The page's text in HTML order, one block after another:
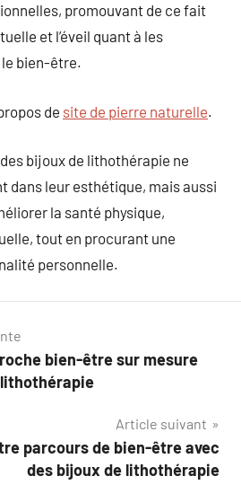
promouvant de ce fait
et l’éveil quant à les
bien-être.
de site de pierre naturelle.
bijoux de lithothérapie ne
dans leur esthétique, mais aussi
la santé physique,
tout en procurant une
personnelle.
bien-être sur mesure
Article suivant
parcours de bien-être avec
des bijoux de lithothérapie